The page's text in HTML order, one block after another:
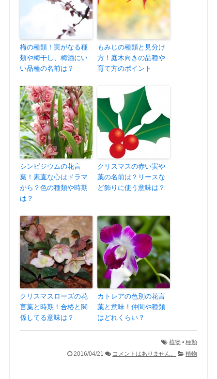
梅の種類！実がなる種
類や梅干し、梅酒にい
い品種の名前は？
もみじの種類と見分け
方！庭木向きの品種や
育て方のポイント
シンビジウムの花言
葉！素直な心はドラマ
から？色の種類や時期
は？
クリスマスの赤い実や
葉の名前は？リースな
ど飾りに使う意味は？
クリスマスローズの花
言葉と時期！合格と関
係してる意味は？
カトレアの色別の花言
葉と意味！仲間や種類
はどれくらい？
植物 • 種類
2016/04/21
コメントはありません。 植物